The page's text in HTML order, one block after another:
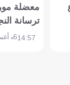
معضلة
ترسانة
14:576 أغسطس 2026